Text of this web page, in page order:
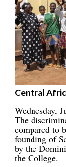
Central
Wednesday,
The
compared to
founding of
by the
the College.